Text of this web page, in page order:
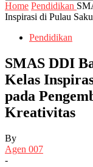
Home Pendidikan
Inspirasi di Pulau
Pendidikan
SMAS DDI
Kelas
pada
Kreativitas
By
Agen 007
-